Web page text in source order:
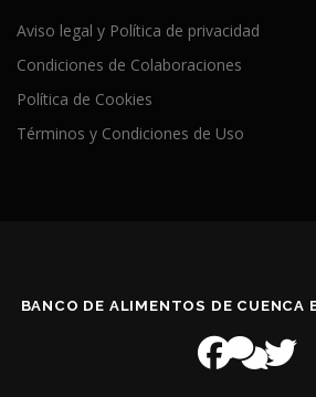
Aviso legal y Política de privacidad
Condiciones de Colaboraciones
Política de Cookies
Términos y Condiciones de Uso
BANCO DE ALIMENTOS DE CUENCA